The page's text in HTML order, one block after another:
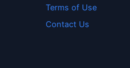
Terms of Use
Contact Us